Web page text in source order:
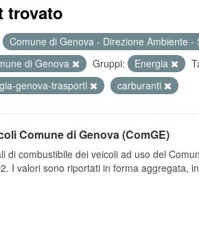
trovato
Comune di Genova - Direzione Ambiente -
di Genova Gruppi: Energia
genova-trasporti
carburanti
Comune di Genova (ComGE)
di combustibile dei veicoli ad uso del
I valori sono riportati in forma aggregata,